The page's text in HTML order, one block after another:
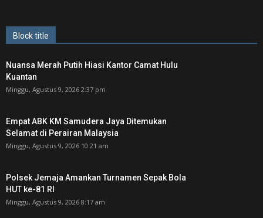
Block title
Nuansa Merah Putih Hiasi Kantor Camat Hulu
Kuantan
Minggu, Agustus 9, 2026 2:37 pm
Empat ABK KM Samudera Jaya Ditemukan
Selamat di Perairan Malaysia
Minggu, Agustus 9, 2026 10:21 am
Polsek Jemaja Amankan Turnamen Sepak Bola
HUT ke-81 RI ‎
Minggu, Agustus 9, 2026 8:17 am